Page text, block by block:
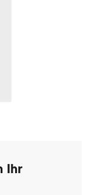
Ihr